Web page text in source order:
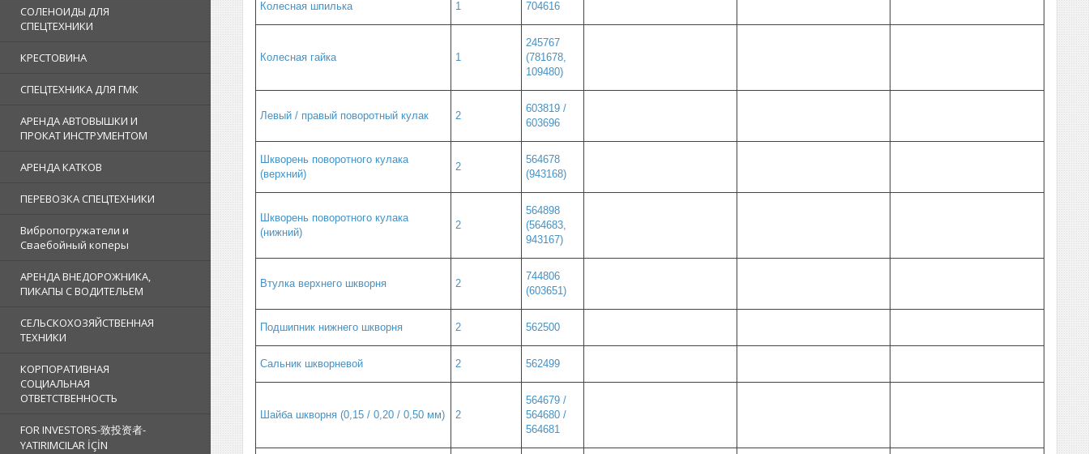
СОЛЕНОИДЫ ДЛЯ
СПЕЦТЕХНИКИ
КРЕСТОВИНА
СПЕЦТЕХНИКА ДЛЯ ГМК
АРЕНДА АВТОВЫШКИ И
ПРОКАТ ИНСТРУМЕНТОМ
АРЕНДА КАТКОВ
ПЕРЕВОЗКА СПЕЦТЕХНИКИ
Вибропогружатели и
Сваебойный коперы
АРЕНДА ВНЕДОРОЖНИКА,
ПИКАПЫ С ВОДИТЕЛЬЕМ
СЕЛЬСКОХОЗЯЙСТВЕННАЯ
ТЕХНИКИ
КОРПОРАТИВНАЯ
СОЦИАЛЬНАЯ
ОТВЕТСТВЕННОСТЬ
FOR INVESTORS-致投资者-
YATIRIMCILAR İÇİN
Колесная шпилька 1 704616
Колесная гайка 1
245767
(781678,
109480)
Левый / правый поворотный кулак 2
603819 /
603696
Шкворень поворотного кулака
(верхний)
2
564678
(943168)
Шкворень поворотного кулака
(нижний)
2
564898
(564683,
943167)
Втулка верхнего шкворня 2
744806
(603651)
Подшипник нижнего шкворня 2 562500
Сальник шкворневой 2 562499
Шайба шкворня (0,15 / 0,20 / 0,50 мм) 2
564679 /
564680 /
564681